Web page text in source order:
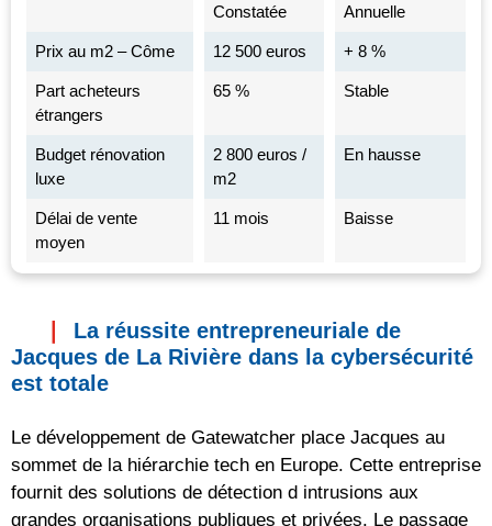
Constatée
Annuelle
Prix au m2 – Côme 12 500 euros + 8 %
Part acheteurs
étrangers
65 % Stable
Budget rénovation
luxe
2 800 euros /
m2
En hausse
Délai de vente
moyen
11 mois Baisse
La réussite entrepreneuriale de
Jacques de La Rivière dans la cybersécurité
est totale
Le développement de Gatewatcher place Jacques au
sommet de la hiérarchie tech en Europe. Cette entreprise
fournit des solutions de détection d intrusions aux
grandes organisations publiques et privées. Le passage